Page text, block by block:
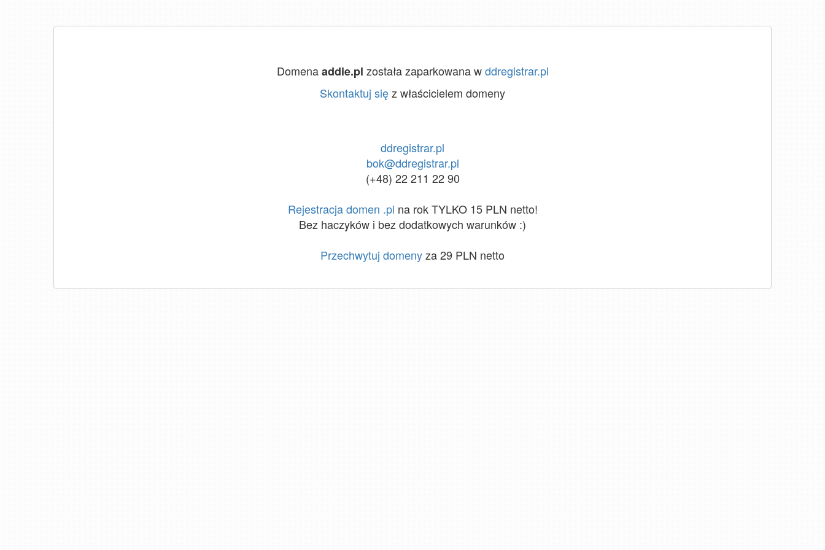
Domenaaddie.pl została zaparkowana wddregistrar.pl
Skontaktuj sięz właścicielem domeny
ddregistrar.pl
bok@ddregistrar.pl
(+48) 22 211 22 90
Rejestracja domen .pl na rok TYLKO 15 PLN netto!
Bez haczyków i bez dodatkowych warunków :)
Przechwytuj domenyza 29 PLN netto